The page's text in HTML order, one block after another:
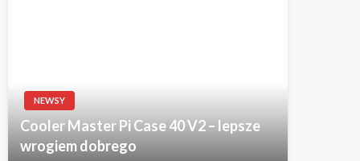
NEWSY
Cooler Master Pi Case 40 V2 – lepsze
wrogiem dobrego